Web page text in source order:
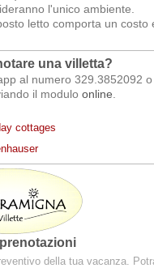
l'unico ambiente.
letto comporta un costo
una villetta?
al numero 329.3852092
il modulo online
cottages
della tua vacanza.